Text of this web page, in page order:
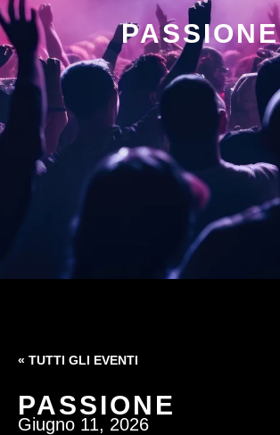
PASSIONE
« TUTTI GLI EVENTI
PASSIONE
Giugno 11, 2026